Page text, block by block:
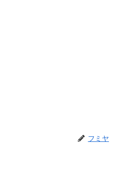
フミヤ